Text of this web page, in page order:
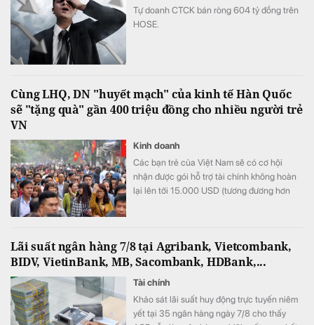
Tự doanh CTCK bán ròng 604 tỷ đồng trên
HOSE.
Cùng LHQ, DN "huyết mạch" của kinh tế Hàn Quốc
sẽ "tặng quà" gần 400 triệu đồng cho nhiều người trẻ
VN
Kinh doanh
Các bạn trẻ của Việt Nam sẽ có cơ hội
nhận được gói hỗ trợ tài chính không hoàn
lại lên tới 15.000 USD (tương đương hơn
Lãi suất ngân hàng 7/8 tại Agribank, Vietcombank,
BIDV, VietinBank, MB, Sacombank, HDBank,...
Tài chính
Khảo sát lãi suất huy động trực tuyến niêm
yết tại 35 ngân hàng ngày 7/8 cho thấy